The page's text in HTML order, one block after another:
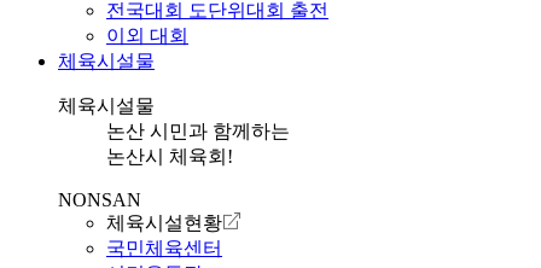
전국대회 도단위대회 출전
이외 대회
체육시설물
체육시설물
논산 시민과 함께하는
논산시 체육회!
NONSAN
체육시설현황
국민체육센터